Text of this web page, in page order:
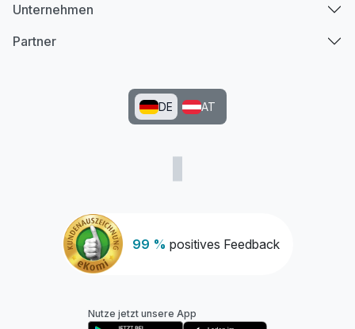
99 % positives Feedback
Unternehmen
Partner
DE AT
Nutze jetzt unsere App